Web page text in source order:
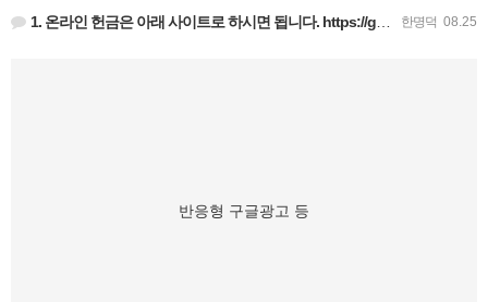
한명덕 08.25
1. 온라인 헌금은 아래 사이트로 하시면 됩니다. https://gofund.me/009a4120 도네이션 …
반응형 구글광고 등